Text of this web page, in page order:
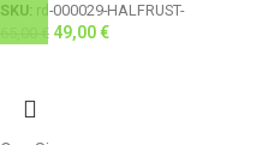
SKU: rd-000029-HALFRUST-
€ 49,00€